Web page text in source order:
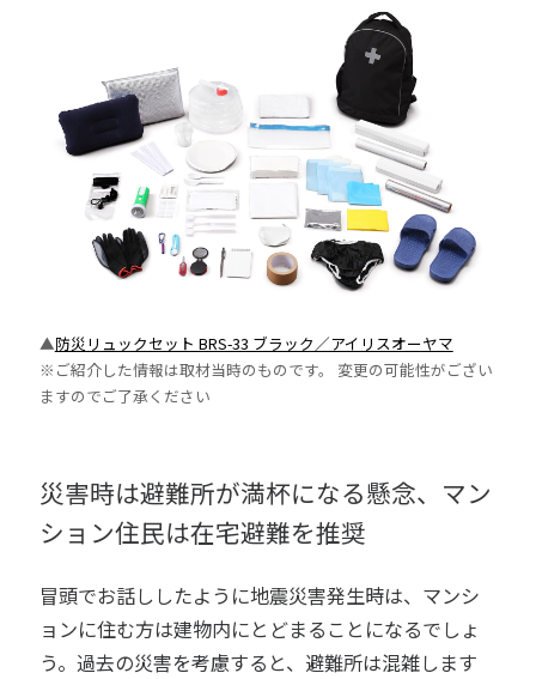
▲防災リュックセット BRS-33 ブラック／アイリスオーヤマ
※ご紹介した情報は取材当時のものです。 変更の可能性がござい
ますのでご了承ください
災害時は避難所が満杯になる懸念、マン
ション住民は在宅避難を推奨
冒頭でお話ししたように地震災害発生時は、マンシ
ョンに住む方は建物内にとどまることになるでしょ
う。過去の災害を考慮すると、避難所は混雑します